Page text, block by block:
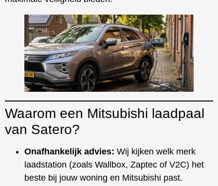
Waarom een Mitsubishi laadpaal
van Satero?
Onafhankelijk advies: Wij kijken welk merk
laadstation (zoals Wallbox, Zaptec of V2C) het
beste bij jouw woning en Mitsubishi past.